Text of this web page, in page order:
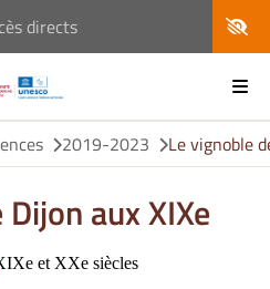
directs
2019-2023 Le vignoble
aux XIXe